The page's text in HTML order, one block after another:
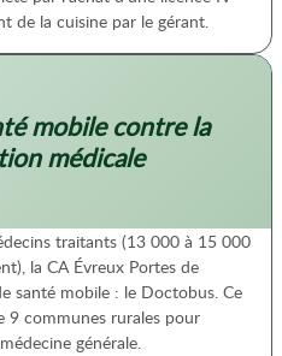
de la cuisine par le gérant.
mobile contre la
médicale
traitants (13 000 à 15 000
la CA Évreux Portes de
santé mobile : le Doctobus. Ce
9 communes rurales pour
générale.